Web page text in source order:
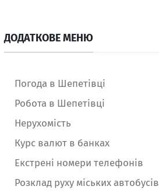
ДОДАТКОВЕ МЕНЮ
Погода в Шепетівці
Робота в Шепетівці
Нерухомість
Курс валют в банках
Екстрені номери телефонів
Розклад руху міських автобусів